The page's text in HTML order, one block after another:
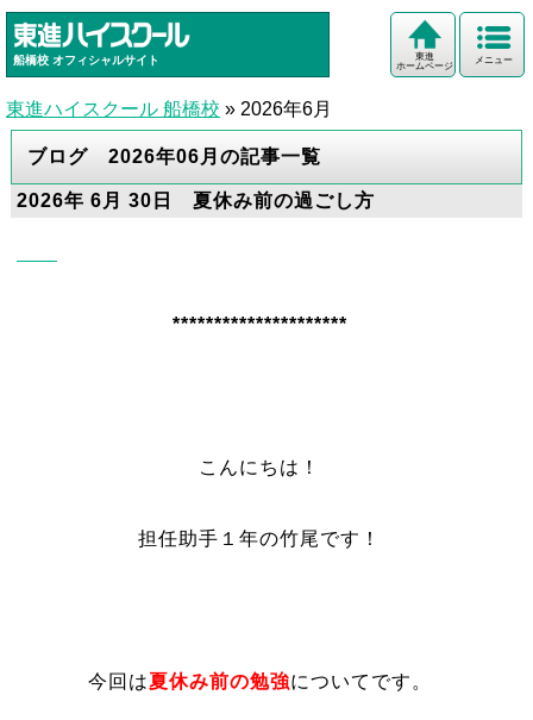
船橋校 オフィシャルサイト メニュー
東進
ホームページ
東進ハイスクール 船橋校 » 2026年6月
ブログ 2026年06月の記事一覧
2026年 6月 30日 夏休み前の過ごし方
*********************
こんにちは！
担任助手１年の竹尾です！
今回は夏休み前の勉強についてです。